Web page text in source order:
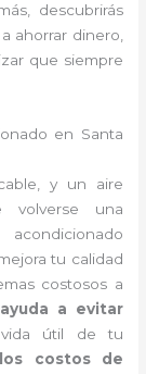
descubrirás
ahorrar dinero,
que siempre
en Santa
y un aire
volverse una
tu calidad
costosos a
a evitar
vida útil de tu
costos de